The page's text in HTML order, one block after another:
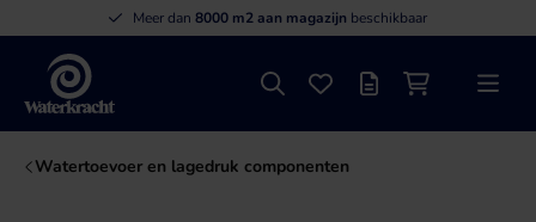
Meer dan 8000 m2 aan magazijn beschikbaar
Waterkracht
ZoekenFavorieten
OffertelijstWinkelwagen
Menu
Watertoevoer en lagedruk componenten